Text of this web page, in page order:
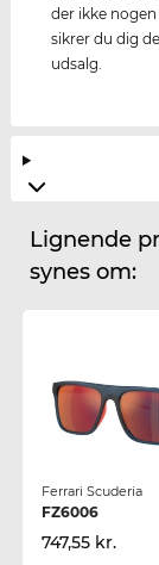
der ikke
sikrer du dig
udsalg.
Lignende
synes om:
Ferrari Scuderia
FZ6006
747,55 kr.